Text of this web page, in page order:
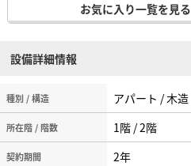
お気に入り一覧を見る
設備詳細情報
種別 / 構造 アパート / 木造
所在階 / 階数 1階 / 2階
契約期間 2年